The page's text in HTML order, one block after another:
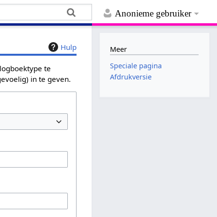
Anonieme gebruiker
Hulp
te
in te geven.
Meer
Speciale pagina
Afdrukversie